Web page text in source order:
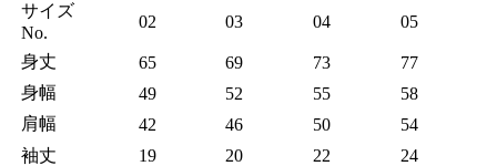
サイズ
No.
02 03 04 05
身丈 65 69 73
77
身幅
49 52 55
58
肩幅
42 46 50
54
袖丈
19 20 22
24